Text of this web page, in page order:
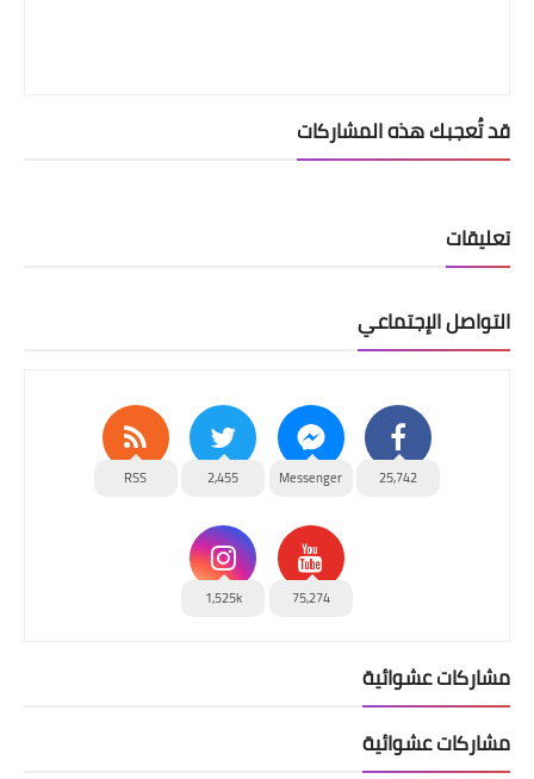
قد تُعجبك هذه المشاركات
تعليقات
التواصل الإجتماعي
25,742
Messenger
2,455
RSS
75,274
1,525k
مشاركات عشوائية
مشاركات عشوائية